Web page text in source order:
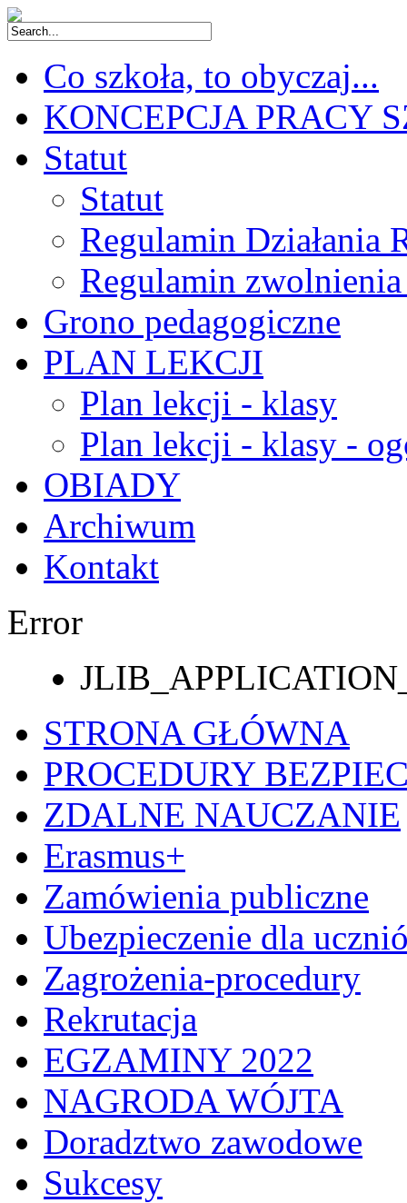
Co szkoła, to obyczaj...
KONCEPCJA PRACY
Statut
Statut
Regulamin Działania
Regulamin
Grono pedagogiczne
PLAN LEKCJI
Plan lekcji - klasy
Plan lekcji - klasy -
OBIADY
Archiwum
Kontakt
Error
STRONA GŁÓWNA
PROCEDURY
ZDALNE NAUCZANIE
Erasmus+
Zamówienia publiczne
Ubezpieczenie dla
Zagrożenia-procedury
Rekrutacja
EGZAMINY 2022
NAGRODA WÓJTA
Doradztwo zawodowe
Sukcesy